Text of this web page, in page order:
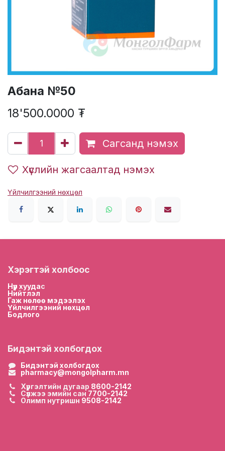
Абана №50
18'500.0000 ₮
Сагсанд нэмэх
Хүслийн жагсаалтад нэмэх
Үйлчилгээний нөхцөл
Хэрэгтэй холбоос
Нүүр хуудас
Нийтлэл
Гаж нөлөө мэдээлэх
Үйлчилгээний нөхцөл
Бодлого
Бидэнтэй холбогдох
Бидэнтэй холбогдох
pharmacy@mongolpharm.mn
Хүргэлтийн дугаар 8600-2142
Сүлжээ эмийн сан 7700-2142
Олимп нутришн 9508-2142